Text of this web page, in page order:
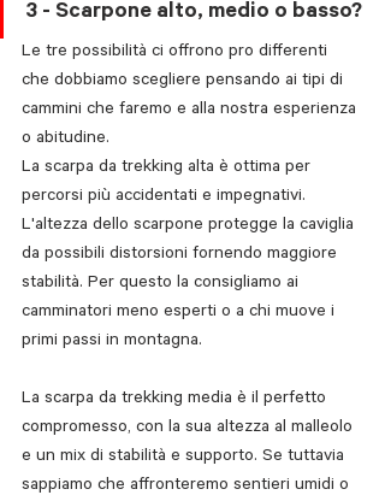
3 - Scarpone alto, medio o basso?
Le tre possibilità ci offrono pro differenti
che dobbiamo scegliere pensando ai tipi di
cammini che faremo e alla nostra esperienza
o abitudine.
La scarpa da trekking alta è ottima per
percorsi più accidentati e impegnativi.
L'altezza dello scarpone protegge la caviglia
da possibili distorsioni fornendo maggiore
stabilità. Per questo la consigliamo ai
camminatori meno esperti o a chi muove i
primi passi in montagna.
La scarpa da trekking media è il perfetto
compromesso, con la sua altezza al malleolo
e un mix di stabilità e supporto. Se tuttavia
sappiamo che affronteremo sentieri umidi o